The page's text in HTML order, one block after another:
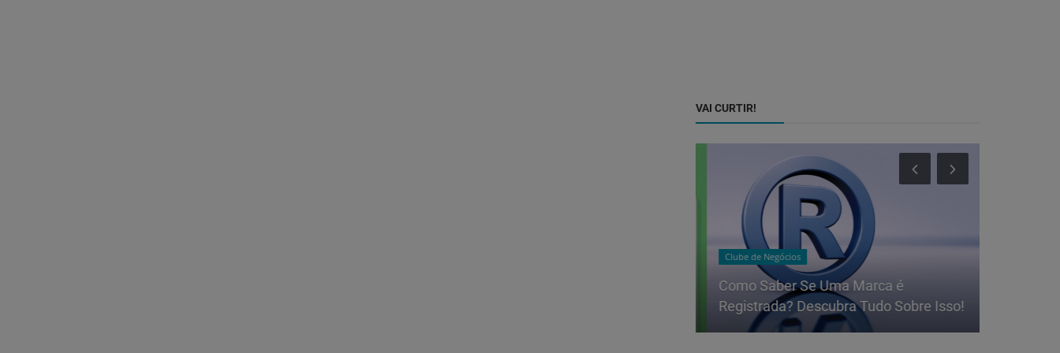
VAI CURTIR!
Clube de Negócios
Como Saber Se Uma Marca é
Registrada? Descubra Tudo Sobre Isso!